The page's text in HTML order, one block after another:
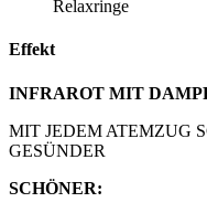
Relaxringe
Effekt
INFRAROT MIT
MIT JEDEM ATEMZUG
GESÜNDER
SCHÖNER: